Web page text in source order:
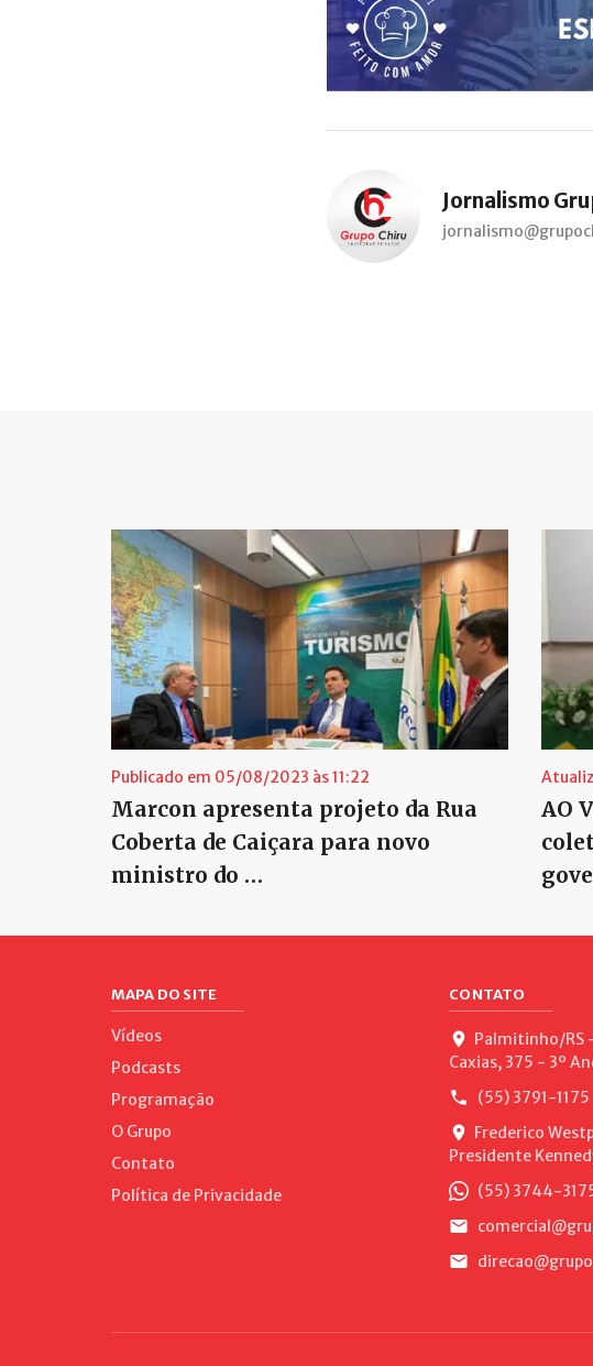
Jornalismo
Publicado em 05/08/2023 às 11:22
Marcon apresenta projeto da Rua
Coberta de Caiçara para novo
ministro do …
AO
MAPA DO SITE
Vídeos
Podcasts
Programação
O Grupo
Contato
Política de Privacidade
CONTATO
Palmitinho/RS
Caxias, 375 - 3º
(55) 3791-1175
Frederico
Presidente
(55) 3744-